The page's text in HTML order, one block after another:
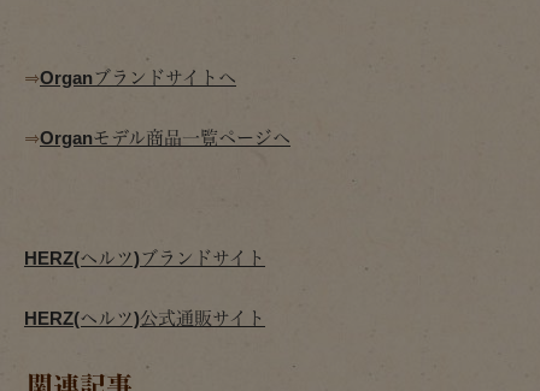
⇒Organブランドサイトへ
⇒Organモデル商品一覧ページへ
HERZ(ヘルツ)ブランドサイト
HERZ(ヘルツ)公式通販サイト